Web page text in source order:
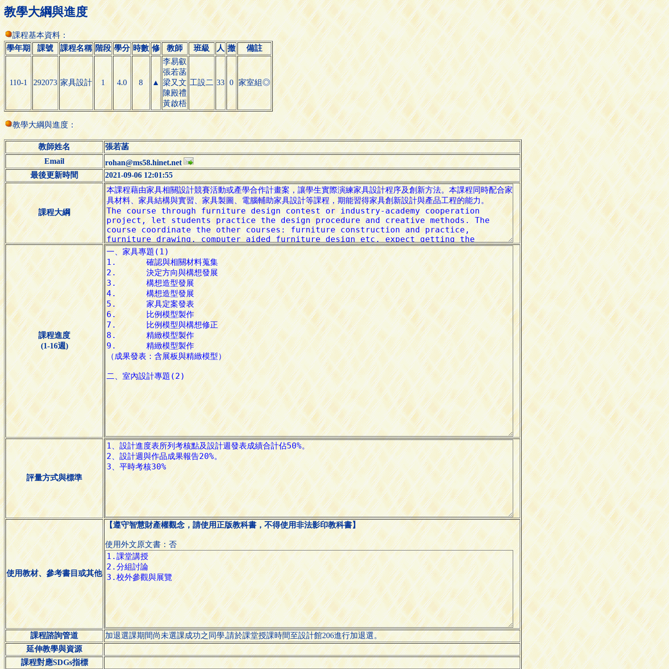
教學大綱與進度
課程基本資料：
學年期
課號 課程名稱 階段 學分 時數 修 教師 班級 人 撤 備註
110-1 292073 家具設計 1 4.0 8 ▲
李易叡
張若菡
梁又文
陳殿禮
黃啟梧
工設二 33 0 家室組◎
教學大綱與進度：
教師姓名
張若菡
Email
rohan@ms58.hinet.net
最後更新時間
2021-09-06 12:01:55
課程大綱
課程進度
(1-16週)
評量方式與標準
使用教材、參考書目或其他
【遵守智慧財產權觀念，請使用正版教科書，不得使用非法影印教科書】
使用外文原文書：否
課程諮詢管道
加退選課期間尚未選課成功之同學,請於課堂授課時間至設計館206進行加退選。
延伸教學與資源
課程對應SDGs指標